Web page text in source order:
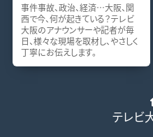
事件事故、政治、経済…大阪、関
西で今、何が起きている？テレビ
大阪のアナウンサーや記者が毎
日、様々な現場を取材し、やさしく
丁寧にお伝えします。
テレビ